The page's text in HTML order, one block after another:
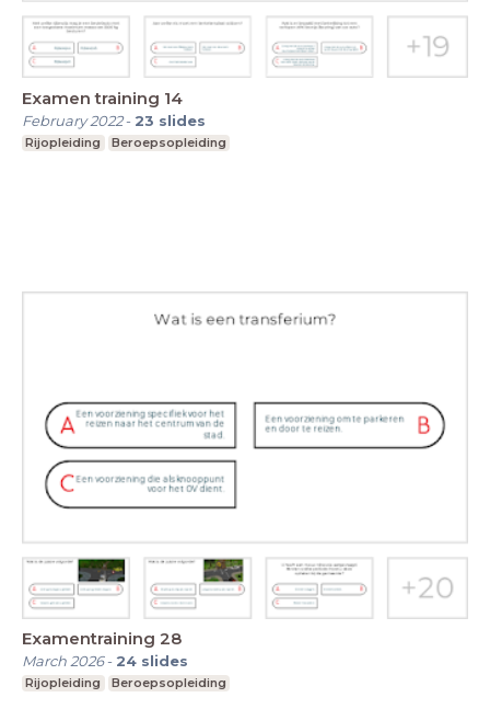
Examen training 14
February 2022- 23 slides
Rijopleiding Beroepsopleiding
Examentraining 28
March 2026- 24 slides
Rijopleiding Beroepsopleiding